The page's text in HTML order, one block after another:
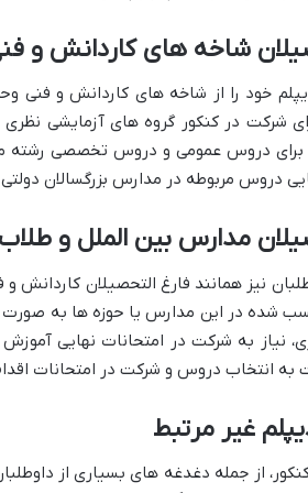
شاخه های کاردانش و
خود را از شاخه های کاردانش و فنی
شرکت در کنکور گروه های آزمایشی
برای دروس عمومی و دروس تخصصی رشته
دروس مربوطه در مدارس بزرگسالان
مدارس بین الملل و
نیز همانند فارغ التحصیلان کاردانش
شده در این مدارس یا حوزه ها به صورت
نیاز به شرکت در امتحانات نهایی
به انتخاب دروس و شرکت در امتحانات
غیر مرتبط
از جمله دغدغه های بسیاری از